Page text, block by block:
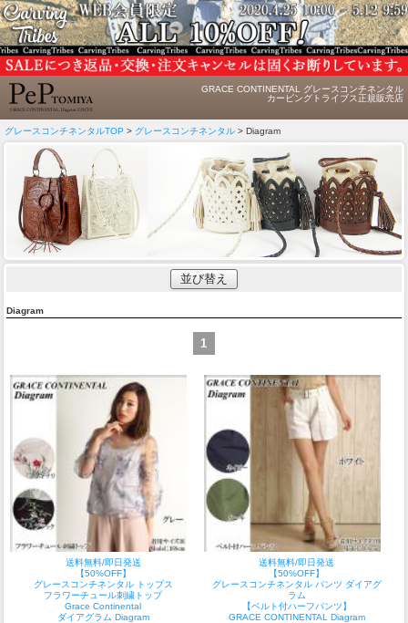
GRACE CONTINENTAL グレースコンチネンタル
カービングトライブス正規販売店
グレースコンチネンタルTOP > グレースコンチネンタル > Diagram
並び替え
Diagram
1
送料無料/即日発送
【50%OFF】
グレースコンチネンタル トップス
フラワーチュール刺繍トップ
Grace Continental
ダイアグラム Diagram
送料無料/即日発送
【50%OFF】
グレースコンチネンタル パンツ ダイアグ
ラム
【ベルト付ハーフパンツ】
GRACE CONTINENTAL Diagram